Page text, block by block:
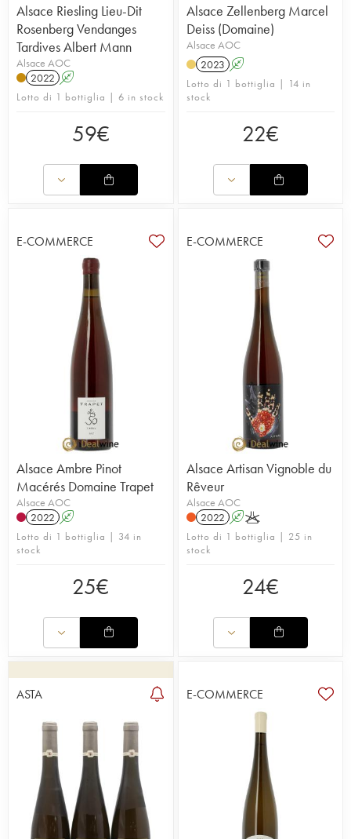
Alsace Riesling Lieu-Dit
Rosenberg Vendanges
Tardives Albert Mann
Alsace AOC
2022 A
Lotto di 1 bottiglia | 6 in stock
59€
Alsace Zellenberg Marcel
Deiss (Domaine)
Alsace AOC
2023 A
Lotto di 1 bottiglia | 14 in
stock
22€
E-COMMERCE
Alsace Ambre Pinot
Macérés Domaine Trapet
Alsace AOC
2022 A
Lotto di 1 bottiglia | 34 in
stock
25€
E-COMMERCE
Alsace Artisan Vignoble du
Rêveur
Alsace AOC
2022 AK
Lotto di 1 bottiglia | 25 in
stock
24€
ASTA E-COMMERCE